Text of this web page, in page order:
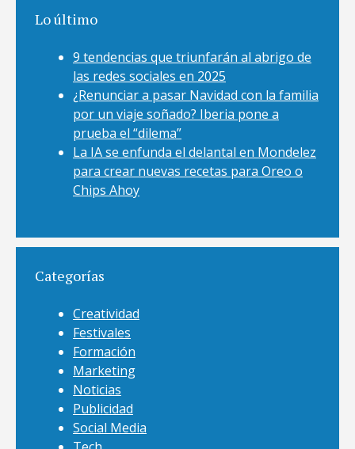
Lo último
9 tendencias que triunfarán al abrigo de
las redes sociales en 2025
¿Renunciar a pasar Navidad con la familia
por un viaje soñado? Iberia pone a
prueba el “dilema”
La IA se enfunda el delantal en Mondelez
para crear nuevas recetas para Oreo o
Chips Ahoy
Categorías
Creatividad
Festivales
Formación
Marketing
Noticias
Publicidad
Social Media